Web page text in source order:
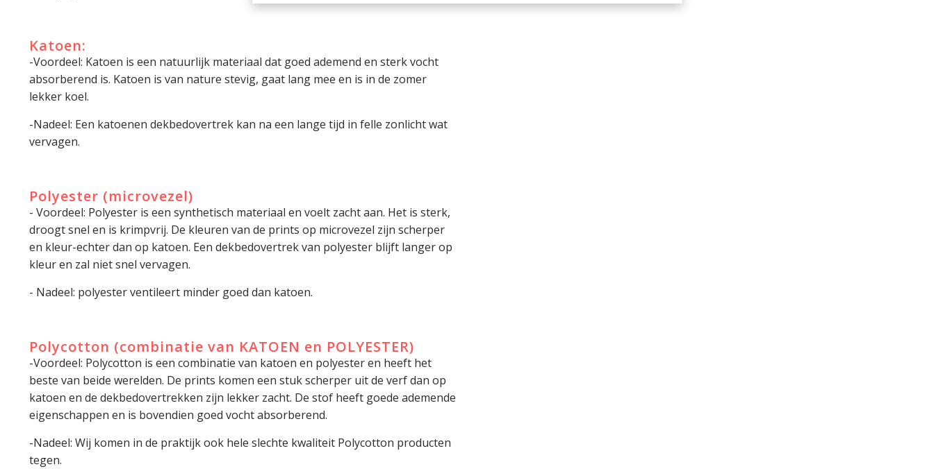
Katoen:
-Voordeel: Katoen is een natuurlijk materiaal dat goed ademend en sterk vocht
absorberend is. Katoen is van nature stevig, gaat lang mee en is in de zomer
lekker koel.
-Nadeel: Een katoenen dekbedovertrek kan na een lange tijd in felle zonlicht wat
vervagen.
Polyester (microvezel)
- Voordeel: Polyester is een synthetisch materiaal en voelt zacht aan. Het is sterk,
droogt snel en is krimpvrij. De kleuren van de prints op microvezel zijn scherper
en kleur-echter dan op katoen. Een dekbedovertrek van polyester blijft langer op
kleur en zal niet snel vervagen.
- Nadeel: polyester ventileert minder goed dan katoen.
Polycotton (combinatie van KATOEN en POLYESTER)
-Voordeel: Polycotton is een combinatie van katoen en polyester en heeft het
beste van beide werelden. De prints komen een stuk scherper uit de verf dan op
katoen en de dekbedovertrekken zijn lekker zacht. De stof heeft goede ademende
eigenschappen en is bovendien goed vocht absorberend.
-Nadeel: Wij komen in de praktijk ook hele slechte kwaliteit Polycotton producten
tegen.